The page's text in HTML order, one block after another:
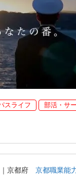
スライフ
部活・サ
京都府
京都職業能